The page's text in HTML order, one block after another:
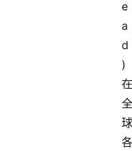
e
a
d
)
在
全
球
各